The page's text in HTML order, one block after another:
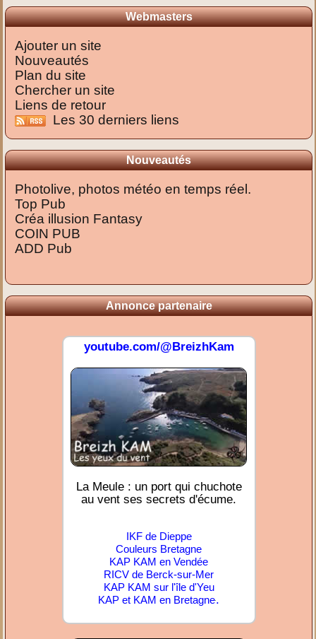
Webmasters
Ajouter un site
Nouveautés
Plan du site
Chercher un site
Liens de retour
Les 30 derniers liens
Nouveautés
Photolive, photos météo en temps réel.
Top Pub
Créa illusion Fantasy
COIN PUB
ADD Pub
Annonce partenaire
youtube.com/@BreizhKam
La Meule : un port qui chuchote
au vent ses secrets d'écume.
IKF de Dieppe
Couleurs Bretagne
KAP KAM en Vendée
RICV de Berck-sur-Mer
KAP KAM sur l'île d'Yeu
KAP et KAM en Bretagne.